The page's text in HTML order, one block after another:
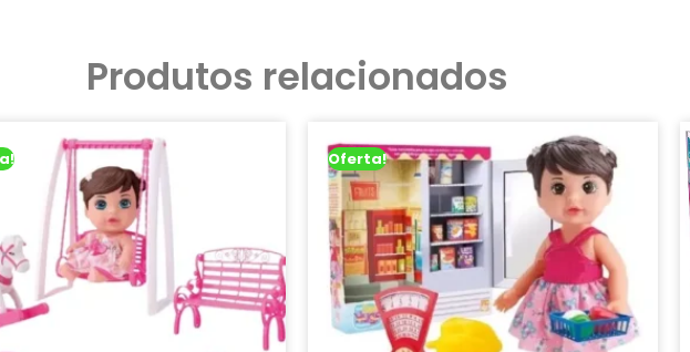
Produtos relacionados
Oferta!